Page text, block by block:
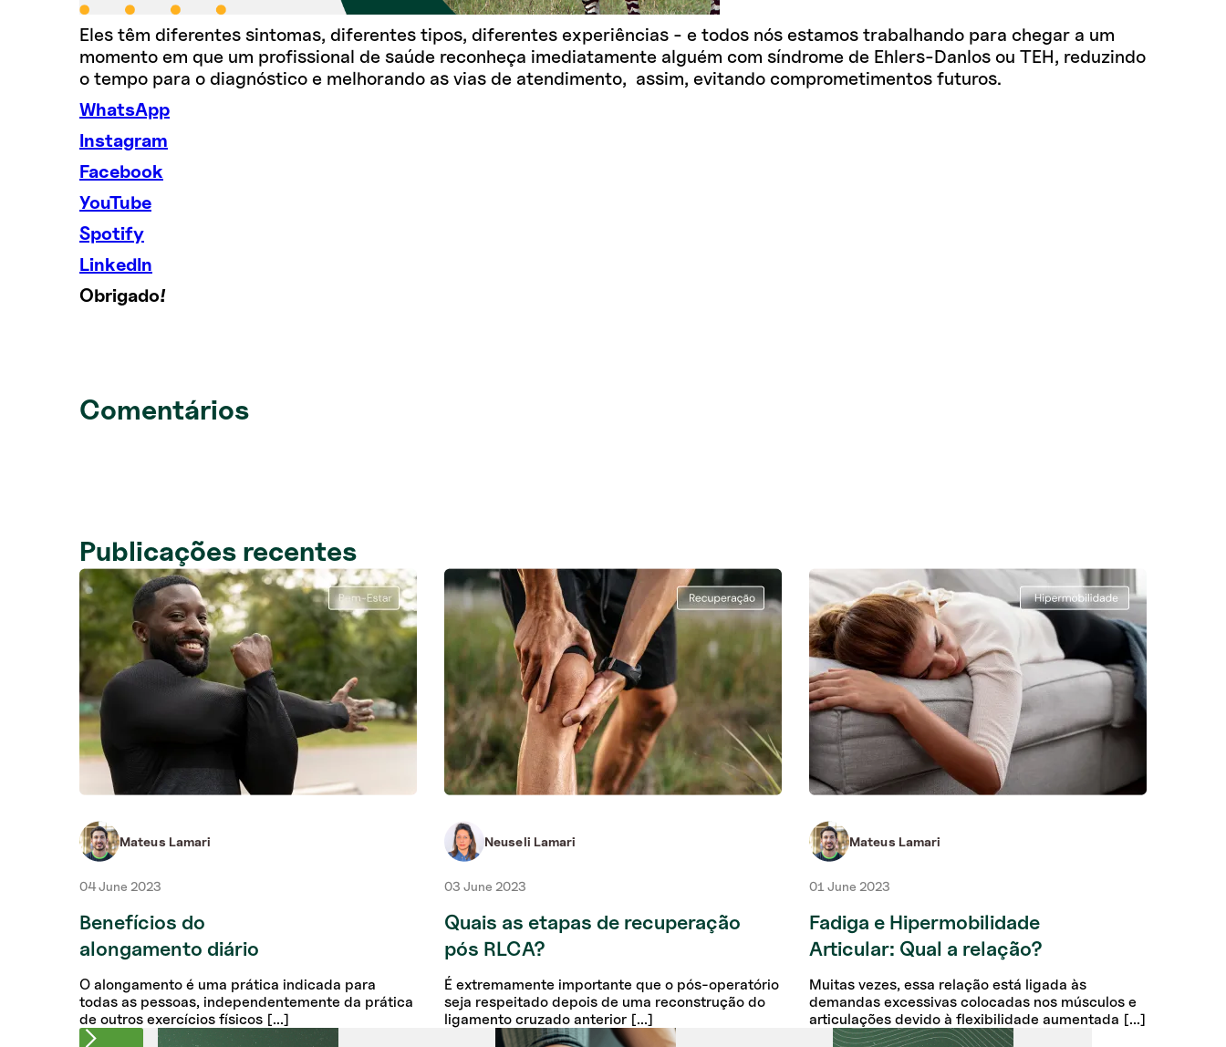
Eles têm diferentes sintomas, diferentes tipos, diferentes experiências - e todos nós estamos trabalhando para chegar a um
momento em que um profissional de saúde reconheça imediatamente alguém com síndrome de Ehlers-Danlos ou TEH, reduzindo
o tempo para o diagnóstico e melhorando as vias de atendimento, assim, evitando comprometimentos futuros.
WhatsApp
Instagram
Facebook
YouTube
Spotify
LinkedIn
Obrigado!
Comentários
Publicações recentes
Mateus Lamari
04 June 2023
Benefícios do
alongamento diário
O alongamento é uma prática indicada para
todas as pessoas, independentemente da prática
de outros exercícios físicos [...]
Neuseli Lamari
03 June 2023
Quais as etapas de recuperação
pós RLCA?
É extremamente importante que o pós-operatório
seja respeitado depois de uma reconstrução do
ligamento cruzado anterior [...]
Mateus Lamari
01 June 2023
Fadiga e Hipermobilidade
Articular: Qual a relação?
Muitas vezes, essa relação está ligada às
demandas excessivas colocadas nos músculos e
articulações devido à flexibilidade aumentada [...]